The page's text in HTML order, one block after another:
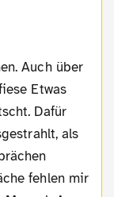
Etwas
Dafür
als
fehlen mir